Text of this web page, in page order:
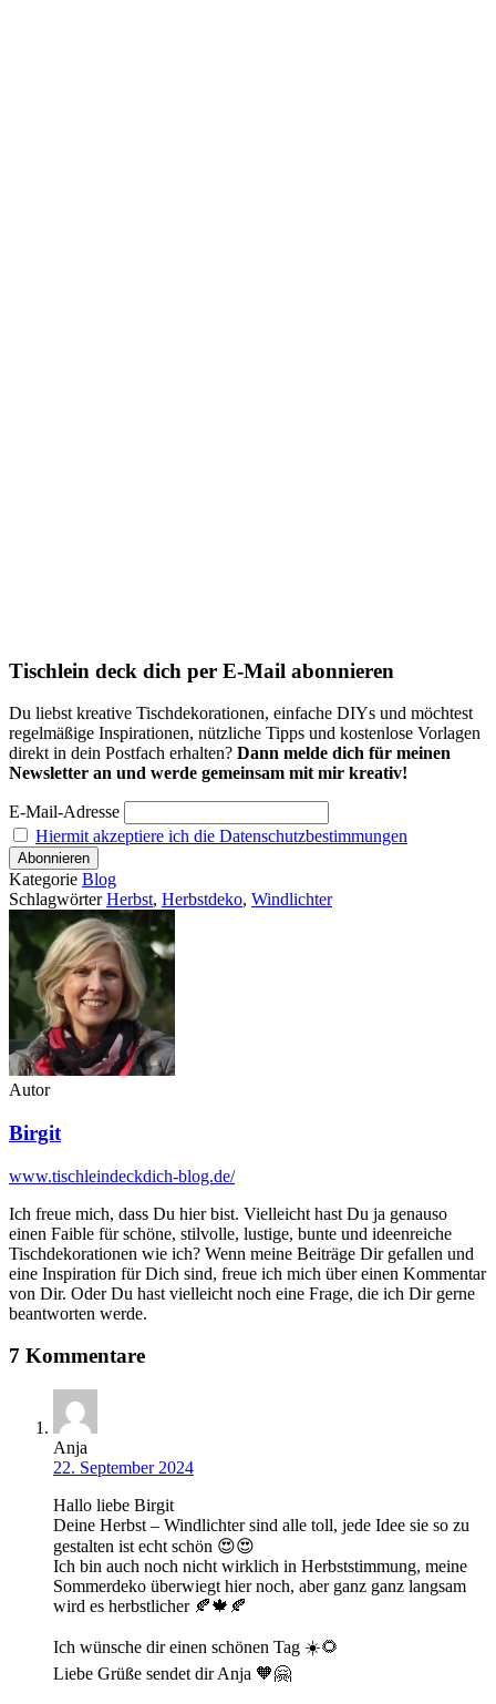
Tischlein deck dich per E-Mail abonnieren
Du liebst kreative Tischdekorationen, einfache DIYs und möchtest
regelmäßige Inspirationen, nützliche Tipps und kostenlose Vorlagen
direkt in dein Postfach erhalten? Dann melde dich für meinen
Newsletter an und werde gemeinsam mit mir kreativ!
E-Mail-Adresse
Hiermit akzeptiere ich die Datenschutzbestimmungen
Kategorie Blog
SchlagwörterHerbst, Herbstdeko, Windlichter
Autor
Birgit
www.tischleindeckdich-blog.de/
Ich freue mich, dass Du hier bist. Vielleicht hast Du ja genauso
einen Faible für schöne, stilvolle, lustige, bunte und ideenreiche
Tischdekorationen wie ich? Wenn meine Beiträge Dir gefallen und
eine Inspiration für Dich sind, freue ich mich über einen Kommentar
von Dir. Oder Du hast vielleicht noch eine Frage, die ich Dir gerne
beantworten werde.
7 Kommentare
Anja
22. September 2024
Hallo liebe Birgit
Deine Herbst – Windlichter sind alle toll, jede Idee sie so zu
gestalten ist echt schön 😍😍
Ich bin auch noch nicht wirklich in Herbststimmung, meine
Sommerdeko überwiegt hier noch, aber ganz ganz langsam
wird es herbstlicher 🍂🍁🍂
Ich wünsche dir einen schönen Tag ☀️🌻
Liebe Grüße sendet dir Anja 🧡🤗